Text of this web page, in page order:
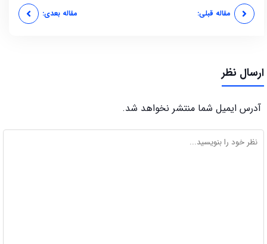
مقاله قبلی: مقاله بعدی:
ارسال نظر
آدرس ایمیل شما منتشر نخواهد شد.